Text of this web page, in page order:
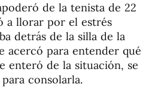
de la tenista de 22
a llorar por el estrés
detrás de la silla de la
acercó para entender qué
enteró de la situación, se
consolarla.